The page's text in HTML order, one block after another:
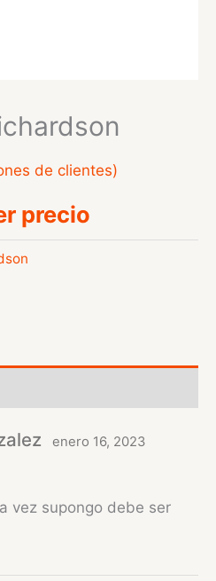
de clientes)
precio
enero 16, 2023
vez supongo debe ser